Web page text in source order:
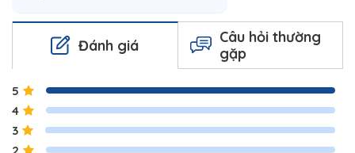
Đánh giá
Câu hỏi thường
gặp
5
4
3